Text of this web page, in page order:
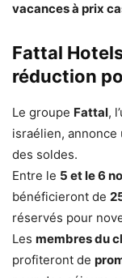
vacances à prix
Fattal
réduction
Le groupe Fattal,
israélien,
des soldes.
Entre le 5 et le 6
bénéficieront de
réservés pour
Les membres du
profiteront de